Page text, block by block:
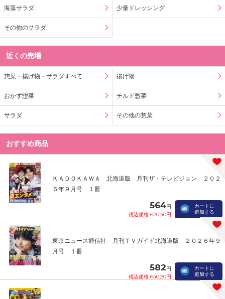
海藻サラダ 少量ドレッシング
その他のサラダ
近くの売場
惣菜・揚げ物・サラダすべて 揚げ物
おかず惣菜 チルド惣菜
サラダ その他の惣菜
おすすめ商品
ＫＡＤＯＫＡＷＡ 北海道版 月刊ザ・テレビジョン ２０２
６年９月号 １冊
564円
税込価格 620.40円
カートに
追加する
東京ニュース通信社 月刊ＴＶガイド北海道版 ２０２６年９
月号 １冊
582円
税込価格 640.20円
カートに
追加する